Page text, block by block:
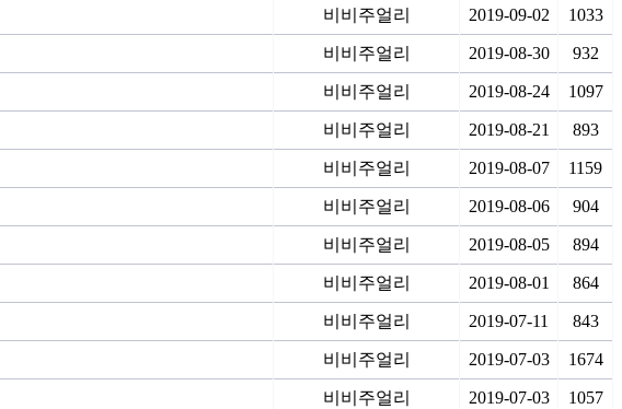
비비주얼리 2019-09-02 1033
비비주얼리 2019-08-30 932
비비주얼리 2019-08-24 1097
비비주얼리 2019-08-21 893
비비주얼리 2019-08-07 1159
비비주얼리 2019-08-06 904
비비주얼리 2019-08-05 894
비비주얼리 2019-08-01 864
비비주얼리 2019-07-11 843
비비주얼리 2019-07-03 1674
비비주얼리 2019-07-03 1057